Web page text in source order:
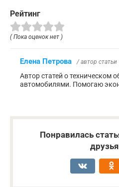
Рейтинг
( Пока оценок нет )
Елена Петрова / автор статьи
Автор статей о техническом
автомобилями. Помогаю
Понравилась